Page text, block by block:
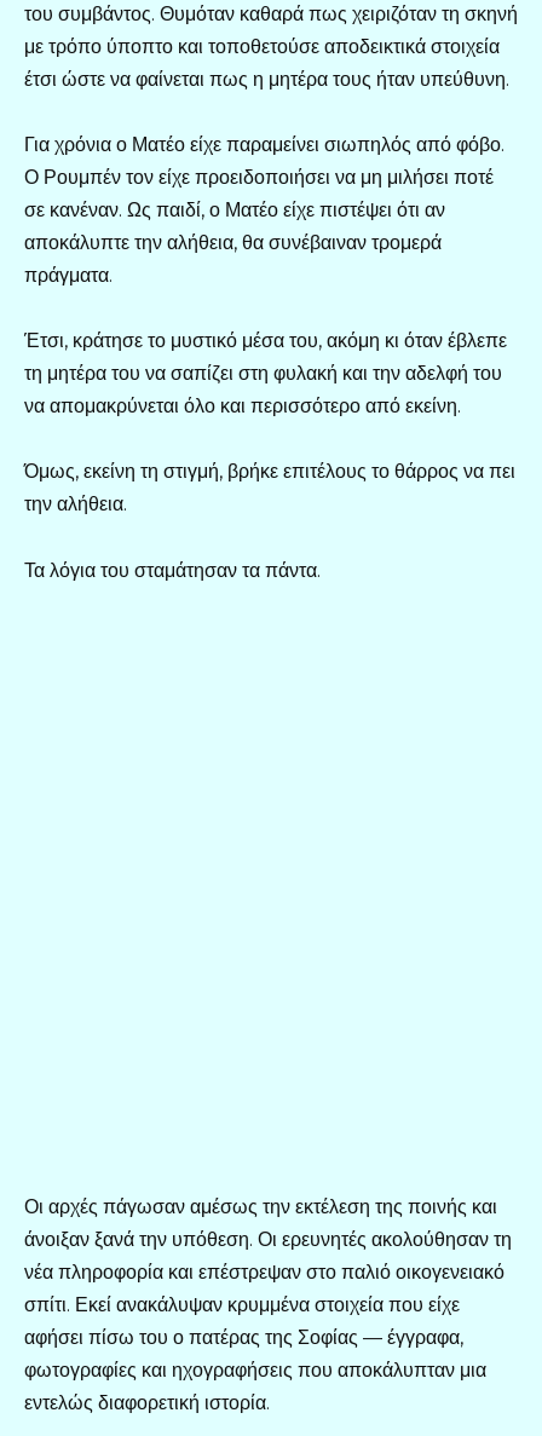
του συμβάντος. Θυμόταν καθαρά πως χειριζόταν τη σκηνή
με τρόπο ύποπτο και τοποθετούσε αποδεικτικά στοιχεία
έτσι ώστε να φαίνεται πως η μητέρα τους ήταν υπεύθυνη.
Για χρόνια ο Ματέο είχε παραμείνει σιωπηλός από φόβο.
Ο Ρουμπέν τον είχε προειδοποιήσει να μη μιλήσει ποτέ
σε κανέναν. Ως παιδί, ο Ματέο είχε πιστέψει ότι αν
αποκάλυπτε την αλήθεια, θα συνέβαιναν τρομερά
πράγματα.
Έτσι, κράτησε το μυστικό μέσα του, ακόμη κι όταν έβλεπε
τη μητέρα του να σαπίζει στη φυλακή και την αδελφή του
να απομακρύνεται όλο και περισσότερο από εκείνη.
Όμως, εκείνη τη στιγμή, βρήκε επιτέλους το θάρρος να πει
την αλήθεια.
Τα λόγια του σταμάτησαν τα πάντα.
Οι αρχές πάγωσαν αμέσως την εκτέλεση της ποινής και
άνοιξαν ξανά την υπόθεση. Οι ερευνητές ακολούθησαν τη
νέα πληροφορία και επέστρεψαν στο παλιό οικογενειακό
σπίτι. Εκεί ανακάλυψαν κρυμμένα στοιχεία που είχε
αφήσει πίσω του ο πατέρας της Σοφίας — έγγραφα,
φωτογραφίες και ηχογραφήσεις που αποκάλυπταν μια
εντελώς διαφορετική ιστορία.